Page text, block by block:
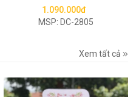
1.090.000đ
MSP: DC-2805
Xem tất cả